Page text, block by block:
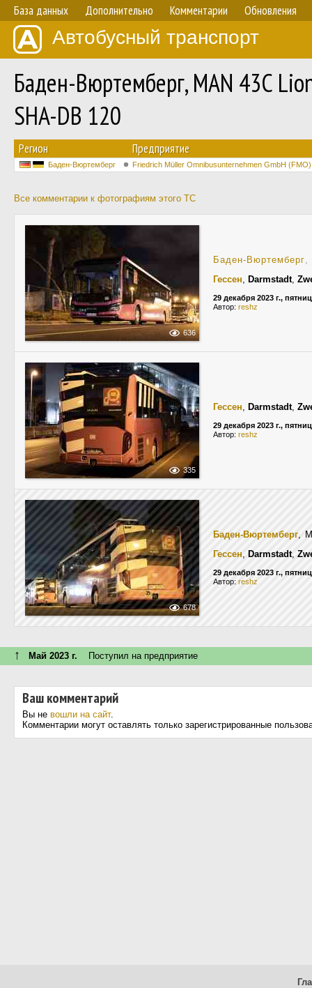
База данных Дополнительно Комментарии Обновления
Автобусный транспорт
Баден-Вюртемберг, MAN 43C
SHA-DB 120
Регион Предприятие
Баден-Вюртемберг Friedrich Müller Omnibusunternehmen GmbH (FMO)
Все комментарии к фотографиям этого ТС
636
Баден-Вюртемберг,
Гессен, Darmstadt,
29 декабря 2023 г.,
Автор: reshz
335
Гессен, Darmstadt,
29 декабря 2023 г.,
Автор: reshz
678
Баден-Вюртемберг,
Гессен, Darmstadt,
29 декабря 2023 г.,
Автор: reshz
↑ Май 2023 г. Поступил на предприятие
Ваш комментарий
Вы не вошли на сайт.
Комментарии могут оставлять только зарегистрированные